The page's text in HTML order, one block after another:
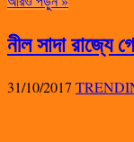
নীল সাদা রাজ্যে
31/10/2017